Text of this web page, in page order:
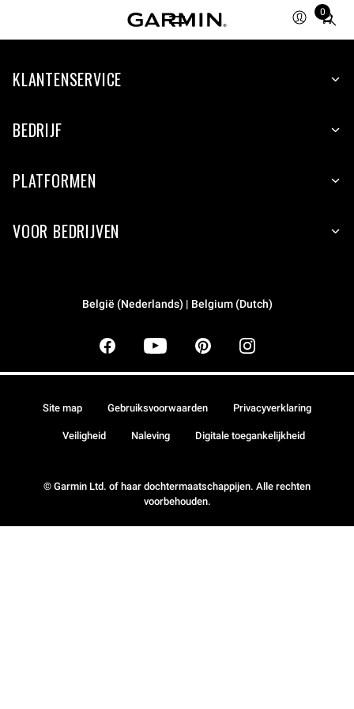
0
Total
items
cart:
KLANTENSERVICE
BEDRIJF
PLATFORMEN
VOOR BEDRIJVEN
België (Nederlands) | Belgium (Dutch)
© Garmin Ltd. of haar dochtermaatschappijen. Alle rechten
voorbehouden.
Site map Gebruiksvoorwaarden Privacyverklaring
Veiligheid Naleving Digitale toegankelijkheid